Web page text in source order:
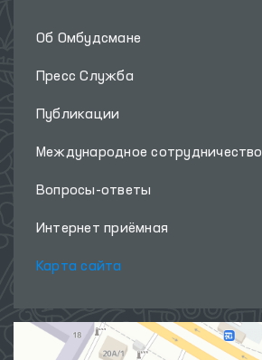
Об Омбудсмане
Пресс Служба
Публикации
Международное сотрудничество
Вопросы-ответы
Интернет приёмная
Карта сайта